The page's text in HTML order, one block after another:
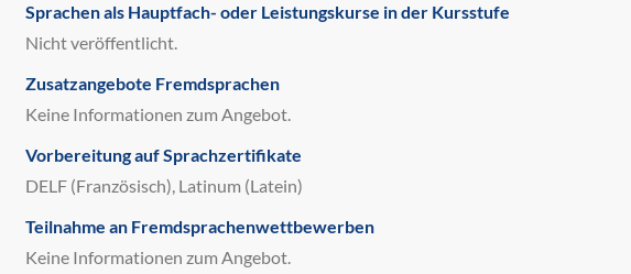
Sprachen als Hauptfach- oder Leistungskurse in der Kursstufe
Nicht veröffentlicht.
Zusatzangebote Fremdsprachen
Keine Informationen zum Angebot.
Vorbereitung auf Sprachzertifikate
DELF (Französisch), Latinum (Latein)
Teilnahme an Fremdsprachenwettbewerben
Keine Informationen zum Angebot.